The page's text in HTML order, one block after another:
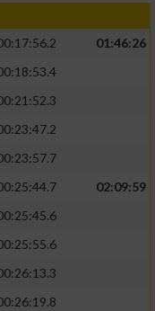
01:46:26
02:09:59